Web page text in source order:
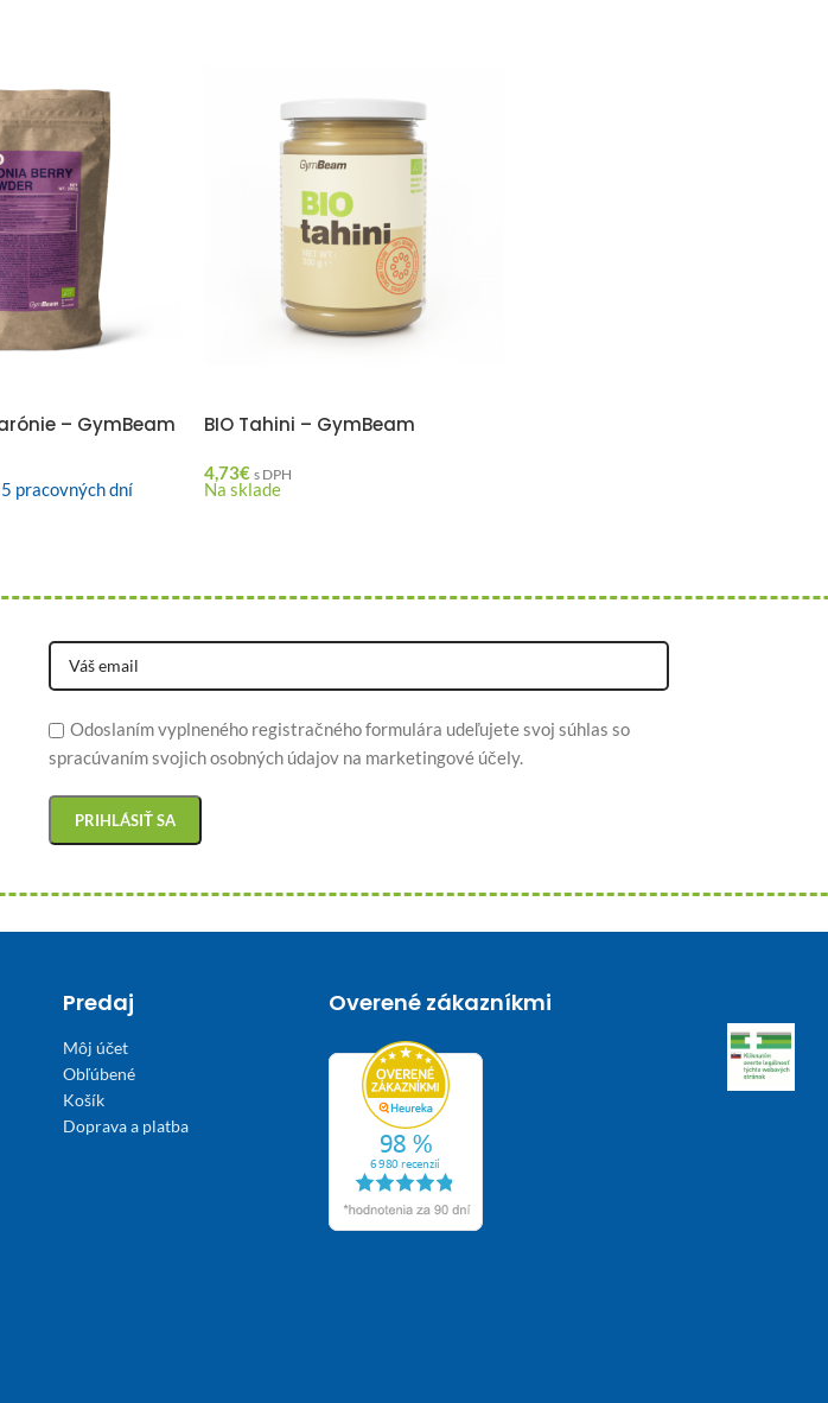
– GymBeam
pracovných dní
BIO Tahini – GymBeam
4,73€ s DPH
Na sklade
Odoslaním vyplneného registračného formulára udeľujete svoj súhlas so
spracúvaním svojich osobných údajov na marketingové účely.
Predaj
Môj účet
Obľúbené
Košík
Doprava a platba
Overené zákazníkmi